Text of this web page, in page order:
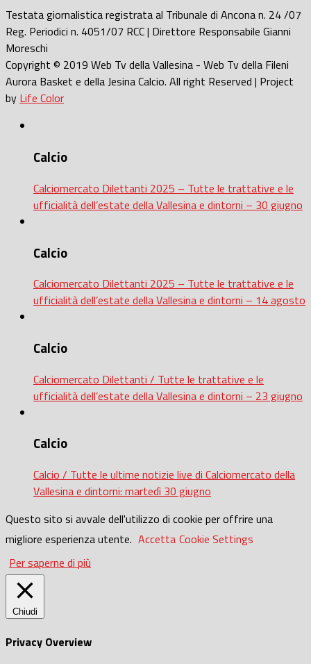
Testata giornalistica registrata al Tribunale di Ancona n. 24 /07
Reg. Periodici n. 4051/07 RCC | Direttore Responsabile Gianni
Moreschi
Copyright © 2019 Web Tv della Vallesina - Web Tv della Fileni
Aurora Basket e della Jesina Calcio. All right Reserved | Project
by Life Color
Calcio
Calciomercato Dilettanti 2025 – Tutte le trattative e le
ufficialità dell’estate della Vallesina e dintorni – 30 giugno
Calcio
Calciomercato Dilettanti 2025 – Tutte le trattative e le
ufficialità dell’estate della Vallesina e dintorni – 14 agosto
Calcio
Calciomercato Dilettanti / Tutte le trattative e le
ufficialità dell’estate della Vallesina e dintorni – 23 giugno
Calcio
Calcio / Tutte le ultime notizie live di Calciomercato della
Vallesina e dintorni: martedì 30 giugno
Questo sito si avvale dell'utilizzo di cookie per offrire una
migliore esperienza utente. Accetta Cookie Settings
Per saperne di più
Chiudi
Privacy Overview